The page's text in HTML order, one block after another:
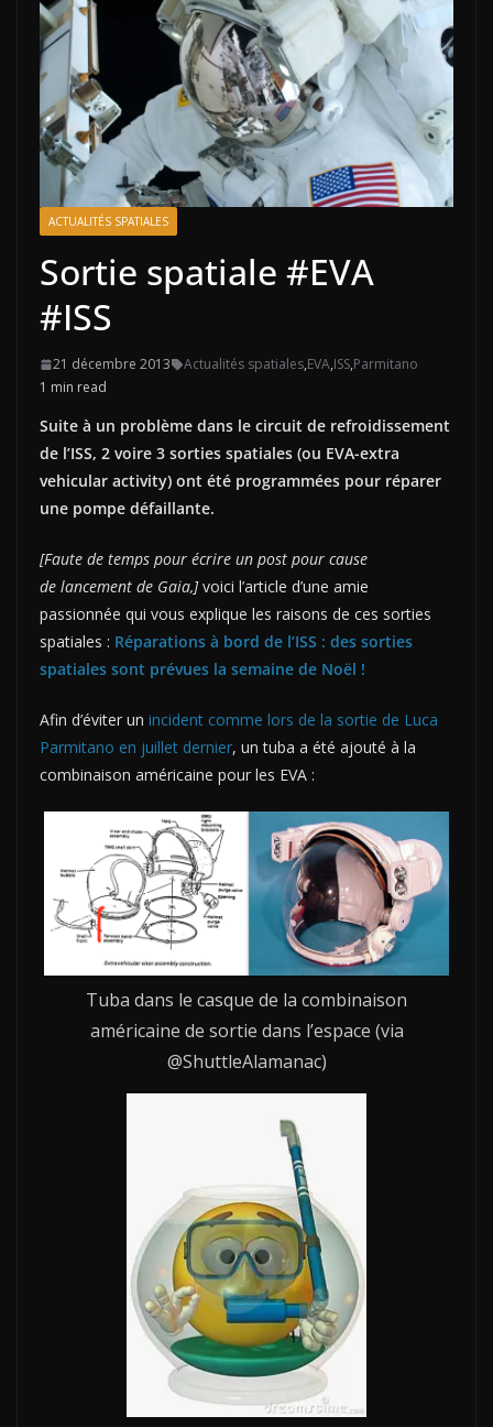
ACTUALITÉS SPATIALES
Sortie spatiale #EVA
#ISS
21 décembre 2013 Actualités spatiales,EVA,ISS,Parmitano
1 min read
Suite à un problème dans le circuit de refroidissement
de l’ISS, 2 voire 3 sorties spatiales (ou EVA-extra
vehicular activity) ont été programmées pour réparer
une pompe défaillante.
[Faute de temps pour écrire un post pour cause
de lancement de Gaia,]voici l’article d’une amie
passionnée qui vous explique les raisons de ces sorties
spatiales : Réparations à bord de l’ISS : des sorties
spatiales sont prévues la semaine de Noël !
Afin d’éviter un incident comme lors de la sortie de Luca
Parmitano en juillet dernier, un tuba a été ajouté à la
combinaison américaine pour les EVA :
Tuba dans le casque de la combinaison
américaine de sortie dans l’espace (via
@ShuttleAlamanac)